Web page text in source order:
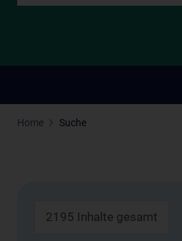
Home Suche
2195 Inhalte gesamt